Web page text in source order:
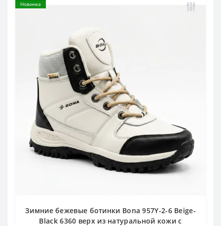
Новинка
Зимние бежевые ботинки Bona 957Y-2-6 Beige-
Black 6360 верх из натуральной кожи с